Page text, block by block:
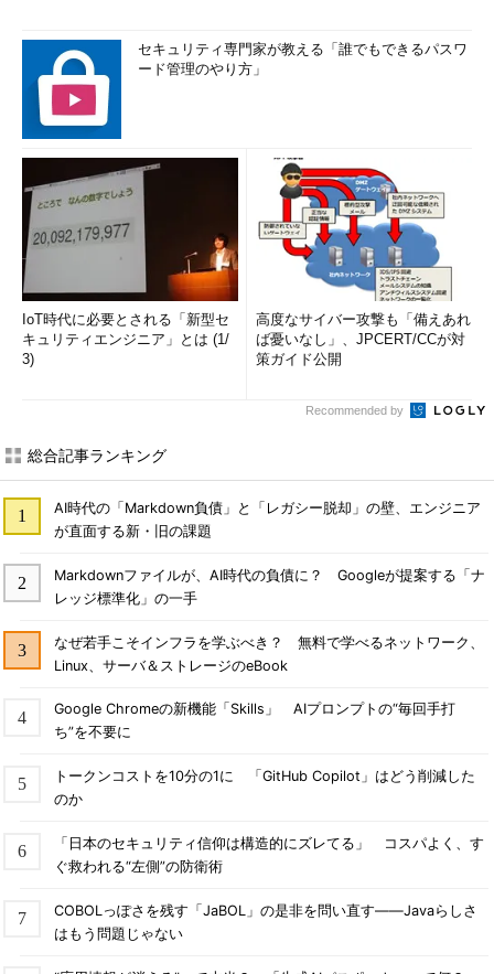
セキュリティ専門家が教える「誰でもできるパスワ
ード管理のやり方」
IoT時代に必要とされる「新型セ
キュリティエンジニア」とは (1/
3)
高度なサイバー攻撃も「備えあれ
ば憂いなし」、JPCERT/CCが対
策ガイド公開
Recommended by
総合記事ランキング
AI時代の「Markdown負債」と「レガシー脱却」の壁、エンジニア
が直面する新・旧の課題
Markdownファイルが、AI時代の負債に？ Googleが提案する「ナ
レッジ標準化」の一手
なぜ若手こそインフラを学ぶべき？ 無料で学べるネットワーク、
Linux、サーバ＆ストレージのeBook
Google Chromeの新機能「Skills」 AIプロンプトの“毎回手打
ち”を不要に
トークンコストを10分の1に 「GitHub Copilot」はどう削減した
のか
「日本のセキュリティ信仰は構造的にズレてる」 コスパよく、す
ぐ救われる“左側”の防衛術
COBOLっぽさを残す「JaBOL」の是非を問い直す――Javaらしさ
はもう問題じゃない